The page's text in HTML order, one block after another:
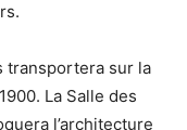
transportera sur la
La Salle des
l’architecture